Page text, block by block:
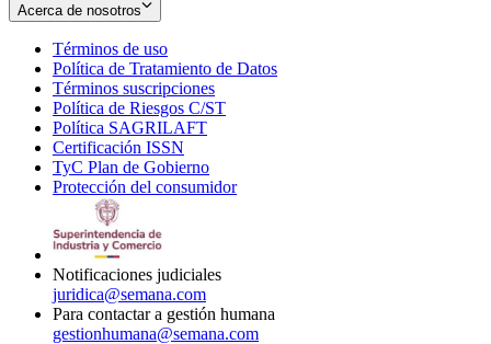
Acerca de nosotros
Términos de uso
in
new
window
Política de Tratamiento de Datos
Términos suscripciones
in
Política de Riesgos C/ST
Política SAGRILAFT
new
window
Certificación ISSN
in
new
TyC Plan de Gobierno
in
Protección del consumidorOpens
Notificaciones judiciales
juridica@semana.com
Para contactar a gestión humana
gestionhumana@semana.com